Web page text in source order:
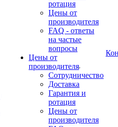
ротация
Цены от
производителя
FAQ - ответы
на частые
вопросы
Цены от
производителя
Сотрудничество
Доставка
Гарантия и
ротация
Цены от
производителя